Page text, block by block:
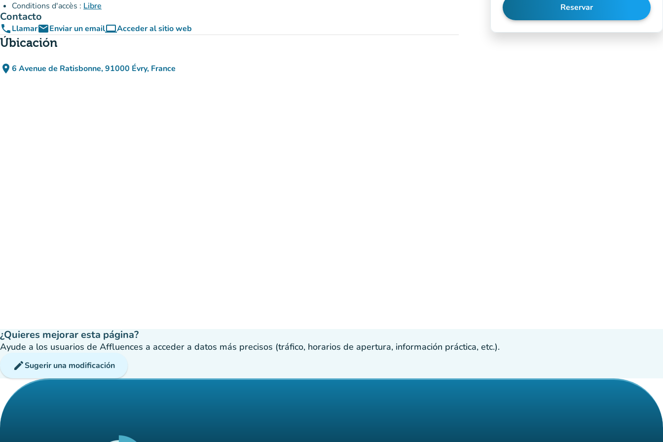
Conditions d'accès : Libre
Contacto
phoneLlamaremailEnviar un emailcomputerAcceder al sitio web
(nueva pestaña)
Úbicación
place 6 Avenue de Ratisbonne, 91000 Évry, France
(abrir en Google Maps)
(nueva pestaña)
Reservar
¿Quieres mejorar esta página?
Ayude a los usuarios de Affluences a acceder a datos más precisos (tráfico, horarios de apertura, información práctica, etc.).
editSugerir una modificación